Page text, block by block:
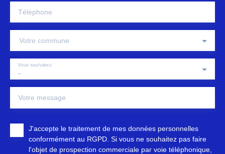
Téléphone
Votre commune
-
Vous souhaitez
Votre message
J'accepte le traitement de mes données personnelles
conformément au RGPD. Si vous ne souhaitez pas faire
l'objet de prospection commerciale par voie téléphonique,